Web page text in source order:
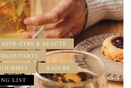
BIEN-ÊTRE & BEAUTÉ
NATURE
LIST